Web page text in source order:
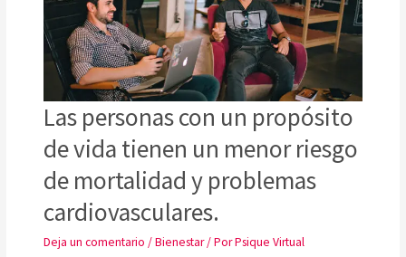
Las personas con un propósito
de vida tienen un menor riesgo
de mortalidad y problemas
cardiovasculares.
Deja un comentario /Bienestar/ PorPsique Virtual
LAS
PERSONAS
CON
UN
PROPÓSITO
VIDA
TIENEN
MENOR
RIESGO
DE
MORTALIDAD